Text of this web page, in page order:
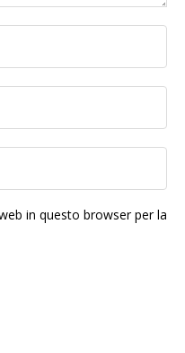
in questo browser per la